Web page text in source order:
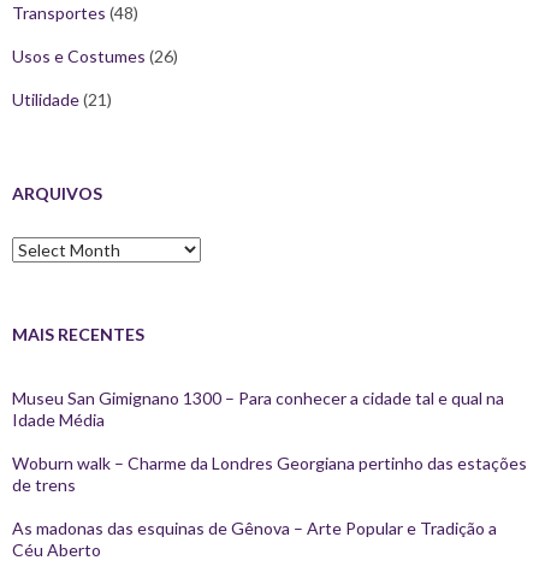
Transportes (48)
Usos e Costumes (26)
Utilidade(21)
ARQUIVOS
Arquivos
MAIS RECENTES
Museu San Gimignano 1300 – Para conhecer a cidade tal e qual na
Idade Média
Woburn walk – Charme da Londres Georgiana pertinho das estações
de trens
As madonas das esquinas de Gênova – Arte Popular e Tradição a
Céu Aberto